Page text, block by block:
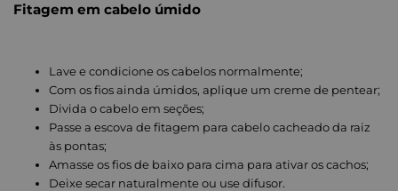
Fitagem em cabelo úmido
Lave e condicione os cabelos normalmente;
Com os fios ainda úmidos, aplique um creme de pentear;
Divida o cabelo em seções;
Passe a escova de fitagem para cabelo cacheado da raiz
às pontas;
Amasse os fios de baixo para cima para ativar os cachos;
Deixe secar naturalmente ou use difusor.